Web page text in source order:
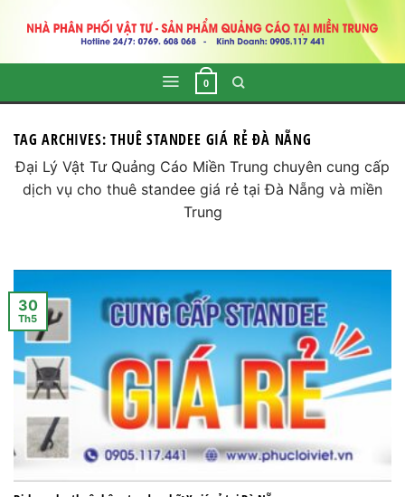
0
TAG ARCHIVES:THUÊ STANDEE GIÁ RẺ ĐÀ NẴNG
Đại Lý Vật Tư Quảng Cáo Miền Trung chuyên cung cấp
dịch vụ cho thuê standee giá rẻ tại Đà Nẵng và miền
Trung
30
Th5